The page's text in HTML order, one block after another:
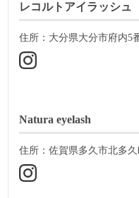
レコルトアイラッシュ
住所：大分県大分市府内5
Natura eyelash
住所：佐賀県多久市北多久